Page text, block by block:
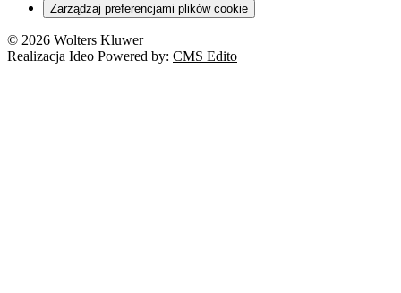
Zarządzaj preferencjami plików cookie
© 2026 Wolters Kluwer
Realizacja Ideo Powered by: CMS Edito